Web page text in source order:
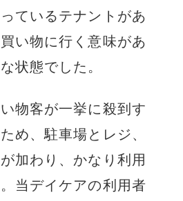
ているテナントがあ
い物に行く意味があ
状態でした。
物客が一挙に殺到す
め、駐車場とレジ、
加わり、かなり利用
当デイケアの利用者